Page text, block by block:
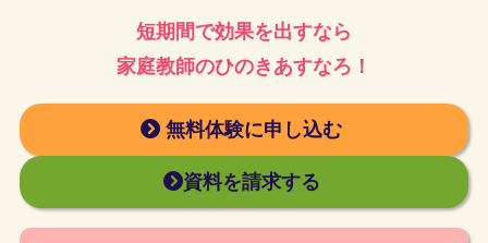
短期間で効果を出すなら
家庭教師のひのきあすなろ！
無料体験に申し込む
資料を請求する